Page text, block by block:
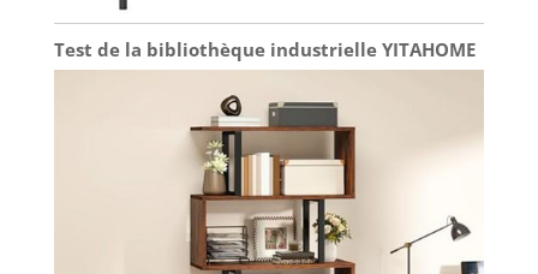
Test de la bibliothèque industrielle YITAHOME